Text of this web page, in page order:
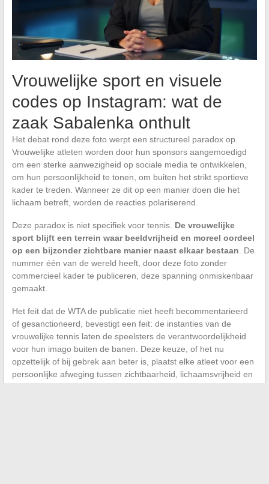
Vrouwelijke sport en visuele
codes op Instagram: wat de
zaak Sabalenka onthult
Het debat rond deze foto werpt een structureel paradox op.
Vrouwelijke atleten worden door hun sponsors aangemoedigd
om een sterke aanwezigheid op sociale media te ontwikkelen,
om hun persoonlijkheid te tonen, om buiten het strikt sportieve
kader te treden. Wanneer ze dit op een manier doen die het
lichaam betreft, worden de reacties polariserend.
Deze paradox is niet specifiek voor tennis. De vrouwelijke
sport blijft een terrein waar beeldvrijheid en moreel oordeel
op een bijzonder zichtbare manier naast elkaar bestaan . De
nummer één van de wereld heeft, door deze foto zonder
commercieel kader te publiceren, deze spanning onmiskenbaar
gemaakt.
Het feit dat de WTA de publicatie niet heeft becommentarieerd
of gesanctioneerd, bevestigt een feit: de instanties van de
vrouwelijke tennis laten de speelsters de verantwoordelijkheid
voor hun imago buiten de banen. Deze keuze, of het nu
opzettelijk of bij gebrek aan beter is, plaatst elke atleet voor een
persoonlijke afweging tussen zichtbaarheid, lichaamsvrijheid en